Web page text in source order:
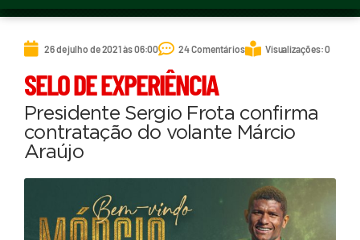
26 de julho de 2021 às 06:00 24 Comentários Visualizações: 0
SELO DE EXPERIÊNCIA
Presidente Sergio Frota confirma
contratação do volante Márcio
Araújo